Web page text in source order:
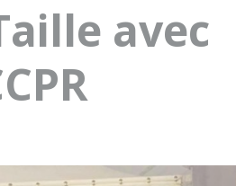
avec